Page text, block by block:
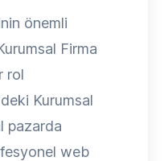
önemli
Firma
rol
Kurumsal
pazarda
web